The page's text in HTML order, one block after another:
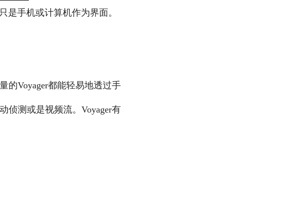
是手机或计算机作为界面。
的Voyager都能轻易地透过手
侦测或是视频流。Voyager有